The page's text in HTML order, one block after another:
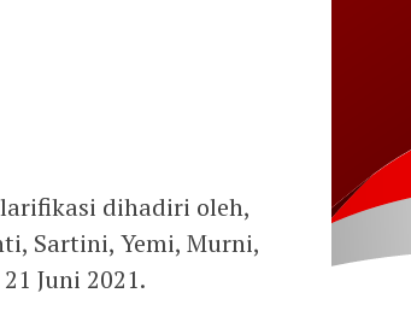
dihadiri oleh,
Sartini, Yemi, Murni,
Juni 2021.